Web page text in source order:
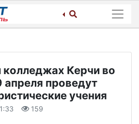
колледжах Керчи во
апреля проведут
учения
159